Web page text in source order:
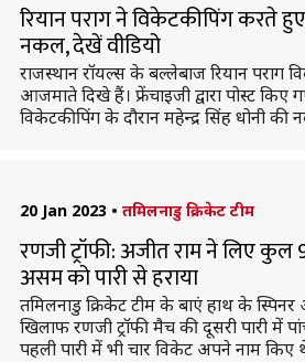
रियान पराग ने विकेटकीपिंग करते हुए
नकल, देखें वीडियो
राजस्थान रॉयल्स के बल्लेबाज रियान पराग
आजमाते दिखे हैं। फ्रेंचाइजी द्वारा पोस्ट किए
विकेटकीपिंग के दौरान महेन्द्र सिंह धोनी की
20 Jan 2023 • तमिलनाडु क्रिकेट टीम
रणजी ट्रॉफी: अजीत राम ने लिए कुल
असम को पारी से हराया
तमिलनाडु क्रिकेट टीम के बाएं हाथ के
खिलाफ रणजी ट्रॉफी मैच की दूसरी पारी में
पहली पारी में भी चार विकेट अपने नाम किए